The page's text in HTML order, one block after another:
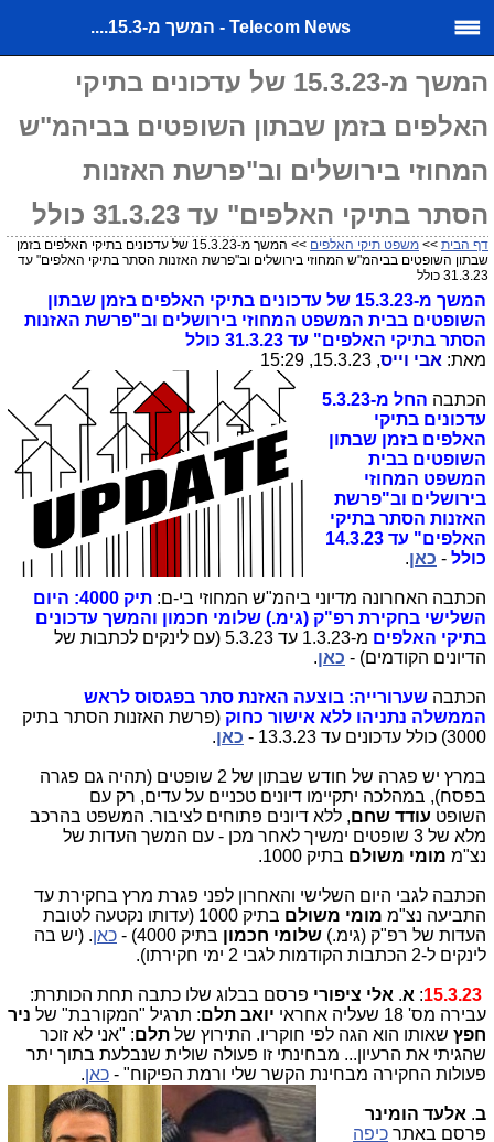
Telecom News - המשך מ-15.3....
המשך מ-15.3.23 של עדכונים בתיקי
האלפים בזמן שבתון השופטים בביהמ"ש
המחוזי בירושלים וב"פרשת האזנות
הסתר בתיקי האלפים" עד 31.3.23 כולל
דף הבית >> משפט תיקי האלפים
>> המשך מ-15.3.23 של עדכונים בתיקי האלפים בזמן
שבתון השופטים בביהמ"ש המחוזי בירושלים וב"פרשת האזנות הסתר בתיקי האלפים" עד
31.3.23 כולל
המשך מ-15.3.23 של עדכונים בתיקי האלפים בזמן שבתון
השופטים בבית המשפט המחוזי בירושלים וב"פרשת האזנות
הסתר בתיקי האלפים" עד 31.3.23 כולל
מאת: אבי וייס, 15.3.23, 15:29
הכתבה
החל מ-5.3.23
עדכונים בתיקי
האלפים בזמן שבתון
השופטים בבית
המשפט המחוזי
בירושלים וב"פרשת
האזנות הסתר בתיקי
האלפים" עד 14.3.23
כולל - כאן.
הכתבה האחרונה מדיוני ביהמ"ש המחוזי בי-ם:
תיק 4000: היום
השלישי בחקירת רפ"ק (גימ.) שלומי חכמון והמשך עדכונים
בתיקי האלפים מ-1.3.23 עד 5.3.23
(עם לינקים לכתבות של
הדיונים הקודמים) - כאן.
הכתבה שערורייה: בוצעה האזנת סתר בפגסוס לראש
הממשלה נתניהו ללא אישור כחוק (פרשת האזנות הסתר בתיק
3000) כולל עדכונים עד 13.3.23 -
כאן.
במרץ יש פגרה של חודש שבתון של 2 שופטים (תהיה גם פגרה
בפסח), במהלכה יתקיימו דיונים טכניים על עדים, רק עם
השופט עודד שחם, ללא דיונים פתוחים לציבור. המשפט בהרכב
מלא של 3 שופטים ימשיך לאחר מכן - עם המשך העדות של
נצ"מ מומי משולם בתיק 1000.
הכתבה לגבי היום השלישי והאחרון לפני פגרת מרץ בחקירת עד
התביעה נצ"מ מומי משולם
בתיק 1000 (עדותו נקטעה לטובת
העדות של רפ"ק (גימ.) שלומי חכמון בתיק 4000) - כאן. (יש בה
לינקים ל-2 הכתבות הקודמות לגבי 2 ימי חקירתו).
15.3.23
: א. אלי ציפורי פרסם בבלוג שלו כתבה תחת הכותרת:
עבירה מס' 18 שעליה אחראי
יואב תלם: תרגיל "המקורבת" של ניר
חפץ שאותו הוא הגה לפי חוקריו. התירוץ של תלם: "אני לא זוכר
שהגיתי את הרעיון... מבחינתי זו פעולה שולית שנבלעת בתוך יתר
פעולות החקירה מבחינת הקשר שלי ורמת הפיקוח" - כאן.
ב. אלעד הומינר
פרסם באתר כיפה